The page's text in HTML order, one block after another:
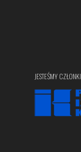
JESTEŚMY